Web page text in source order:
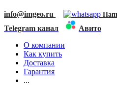
info@imgeo.ru
Telegram канал
Авито
О компании
Как купить
Доставка
Гарантия
...